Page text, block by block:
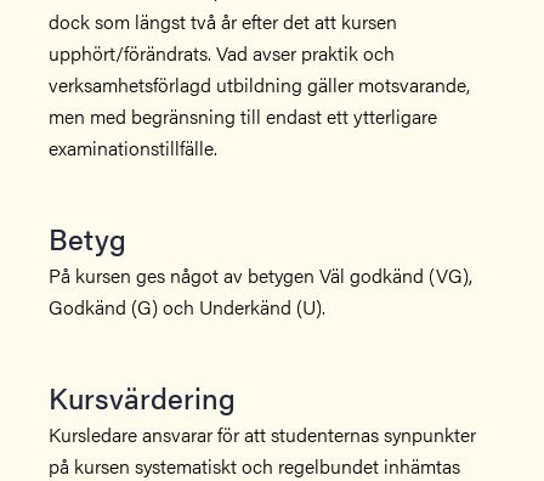
dock som längst två år efter det att kursen
upphört/förändrats. Vad avser praktik och
verksamhetsförlagd utbildning gäller motsvarande,
men med begränsning till endast ett ytterligare
examinationstillfälle.
Betyg
På kursen ges något av betygen Väl godkänd (VG),
Godkänd (G) och Underkänd (U).
Kursvärdering
Kursledare ansvarar för att studenternas synpunkter
på kursen systematiskt och regelbundet inhämtas